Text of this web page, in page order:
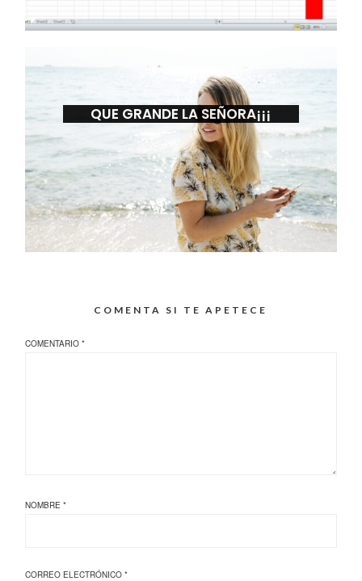
QUE GRANDE LA SEÑORA¡¡¡
COMENTA SI TE APETECE
COMENTARIO*
NOMBRE*
CORREO ELECTRÓNICO*